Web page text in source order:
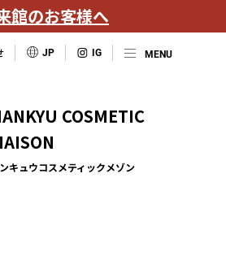
館のお客様へ
JP
COSMETIC
キュウコスメティックメゾン